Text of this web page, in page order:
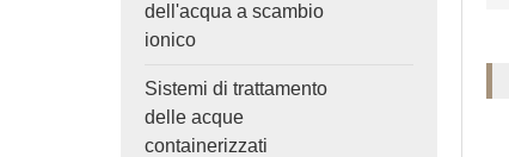
dell'acqua a scambio
ionico
Sistemi di trattamento
delle acque
containerizzati